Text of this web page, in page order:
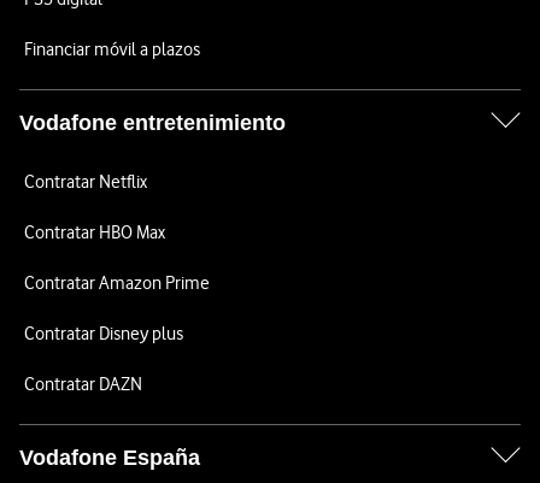
Financiar móvil a plazos
Vodafone entretenimiento
Contratar Netflix
Contratar HBO Max
Contratar Amazon Prime
Contratar Disney plus
Contratar DAZN
Vodafone España